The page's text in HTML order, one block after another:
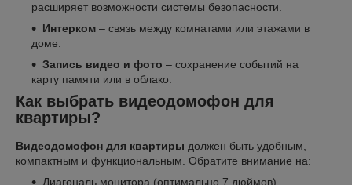
расширяет возможности системы безопасности.
Интерком – связь между комнатами или этажами в
доме.
Запись видео и фото – сохранение событий на
карту памяти или в облако.
Как выбрать видеодомофон для
квартиры?
Видеодомофон для квартиры должен быть удобным,
компактным и функциональным. Обратите внимание на:
Диагональ монитора (оптимально 7 дюймов).